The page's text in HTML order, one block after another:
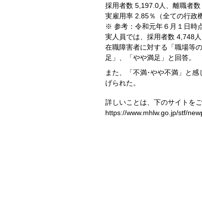
採用者数 5,197.0人、離職者
実雇用率 2.85％（全ての行政
※ 参考：令和元年６月１日時
実人員では、採用者数 4,748
在職障害者に対する「職場等
足」、「やや満足」と回答。
また、「不満･やや不満」と
げられた。
詳しいことは、下のサイトを
https://www.mhlw.go.jp/stf/